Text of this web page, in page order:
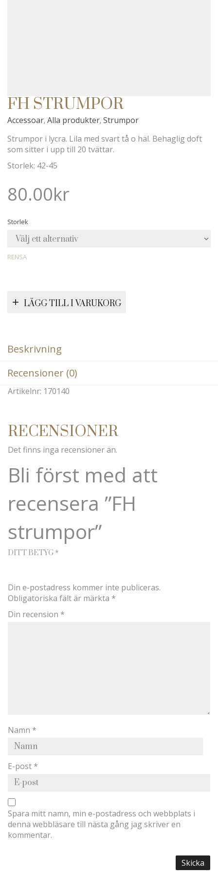
FH STRUMPOR
Accessoar, Alla produkter, Strumpor
Strumpor i lycra. Lila med svart tå o häl. Behaglig doft
som sitter i upp till 20 tvättar.
Storlek: 42-45
80.00kr
Storlek
RENSA
LÄGG TILL I VARUKORG
Beskrivning
Recensioner (0)
Artikelnr: 170140
RECENSIONER
Det finns inga recensioner än.
Bli först med att
recensera ”FH
strumpor”
Din e-postadress kommer inte publiceras.
Obligatoriska fält är märkta *
DITT BETYG*
Din recension *
Namn *
E-post *
Spara mitt namn, min e-postadress och webbplats i
denna webbläsare till nästa gång jag skriver en
kommentar.